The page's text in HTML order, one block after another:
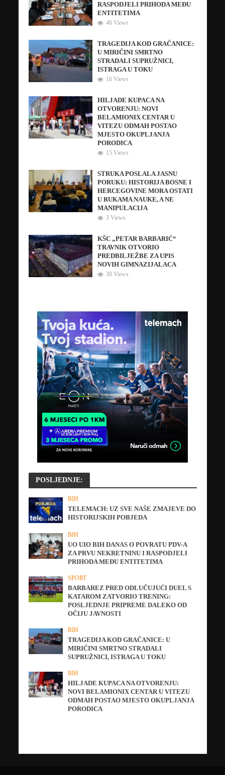
RASPODJELI PRIHODA MEĐU
ENTITETIMA
46 Views
TRAGEDIJA KOD GRAČANICE:
U MIRIČINI SMRTNO
STRADALI SUPRUŽNICI,
ISTRAGA U TOKU
16 Views
HILJADE KUPACA NA
OTVORENJU: NOVI
BELAMIONIX CENTAR U
VITEZU ODMAH POSTAO
MJESTO OKUPLJANJA
PORODICA
15 Views
STRUKA POSLALA JASNU
PORUKU: HISTORIJA BOSNE I
HERCEGOVINE MORA OSTATI
U RUKAMA NAUKE, A NE
MANIPULACIJA
3 Views
KŠC „PETAR BARBARIĆ“
TRAVNIK OTVORIO
PREDBILJEŽBE ZA UPIS
NOVIH GIMNAZIJALACA
30 Views
POSLJEDNJE:
BIH
TELEMACH: UZ SVE NAŠE ZMAJEVE DO
HISTORIJSKIH POBJEDA
BIH
UO UIO BIH DANAS O POVRATU PDV-A
ZA PRVU NEKRETNINU I RASPODJELI
PRIHODA MEĐU ENTITETIMA
SPORT
BARBAREZ PRED ODLUČUJUĆI DUEL S
KATAROM ZATVORIO TRENING:
POSLJEDNJE PRIPREME DALEKO OD
OČIJU JAVNOSTI
BIH
TRAGEDIJA KOD GRAČANICE: U
MIRIČINI SMRTNO STRADALI
SUPRUŽNICI, ISTRAGA U TOKU
BIH
HILJADE KUPACA NA OTVORENJU:
NOVI BELAMIONIX CENTAR U VITEZU
ODMAH POSTAO MJESTO OKUPLJANJA
PORODICA